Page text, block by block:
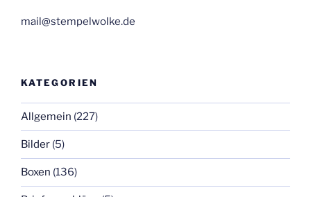
mail@stempelwolke.de
KATEGORIEN
Allgemein (227)
Bilder (5)
Boxen (136)